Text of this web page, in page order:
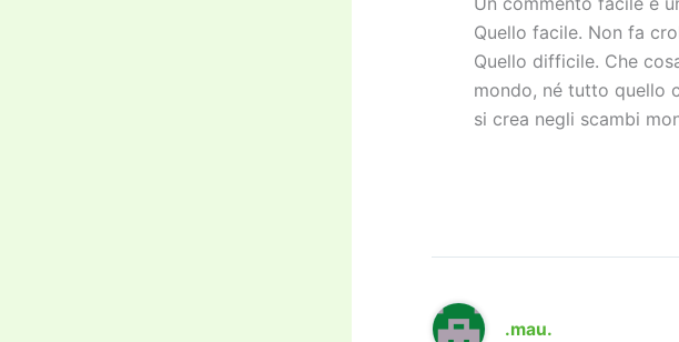
Quello facile. Non fa
Quello difficile. Che
mondo, né tutto quello
si crea negli scambi
.mau.